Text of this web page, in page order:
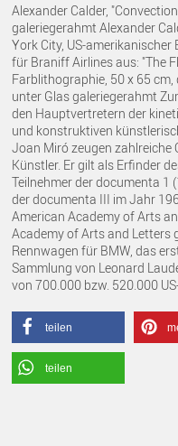
Alexander Calder,
galeriegerahmt Alexander
York City, US-
für Braniff Airlines aus: "The
Farblithographie, 50 x 65
unter Glas galeriegerahmt
den Hauptvertretern der
und konstruktiven
Joan Miró zeugen zahlreiche
Künstler. Er gilt als Erfinder
Teilnehmer der documenta 1
der documenta III im Jahr
American Academy of Arts
Academy of Arts and Letters
Rennwagen für BMW, das
Sammlung von Leonard
von 700.000 bzw. 520.000
teilen
teilen